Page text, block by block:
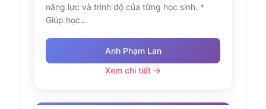
năng lực và trình độ của từng học sinh. *
Giúp học...
Anh Phạm Lan
Xem chi tiết →